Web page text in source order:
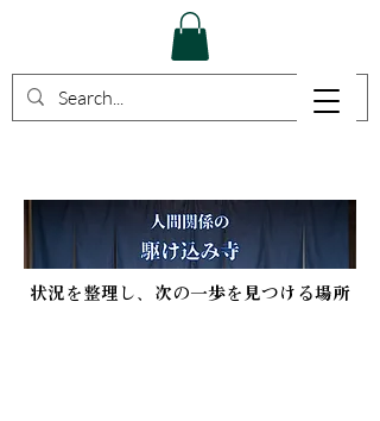
状況を整理し、次の一歩を見つける場所